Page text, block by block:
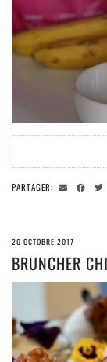
PARTAGER:
20 OCTOBRE 2017
BRUNCHER